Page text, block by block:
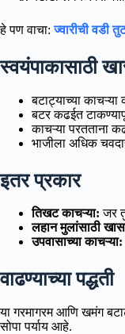
हे पण वाचा:ज्वारीची वडी
स्वयंपाकासाठी
बटाट्याच्या
बटर कढईत
काचऱ्या परतताना
भाजीला अधिक
इतर प्रकार
तिखट काचऱ्या: जर
लहान मुलांसाठी
उपवासाच्या काचऱ्या:
वाढण्याच्या पद्धती
या गरमागरम आणि खमंग
सोपा पर्याय आहे.